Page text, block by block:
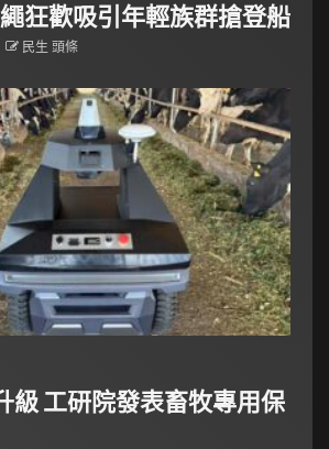
狂歡吸引年輕族群搶登船
民生 頭條
級 工研院發表畜牧專用保